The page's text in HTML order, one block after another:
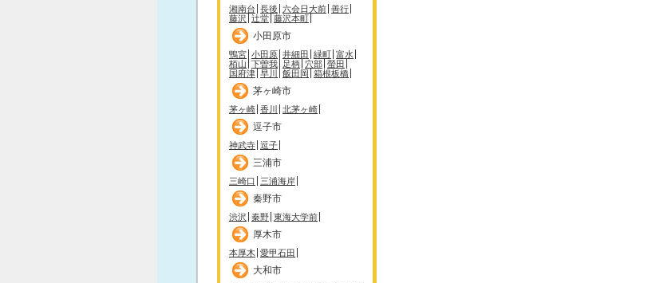
湘南台 長後 六会日大前 善行
藤沢 辻堂 藤沢本町
小田原市
鴨宮 小田原 井細田 緑町 富水
栢山 下曽我 足柄 穴部 螢田
国府津 早川 飯田岡 箱根板橋
茅ヶ崎市
茅ヶ崎 香川 北茅ヶ崎
逗子市
神武寺 逗子
三浦市
三崎口 三浦海岸
秦野市
渋沢 秦野 東海大学前
厚木市
本厚木 愛甲石田
大和市